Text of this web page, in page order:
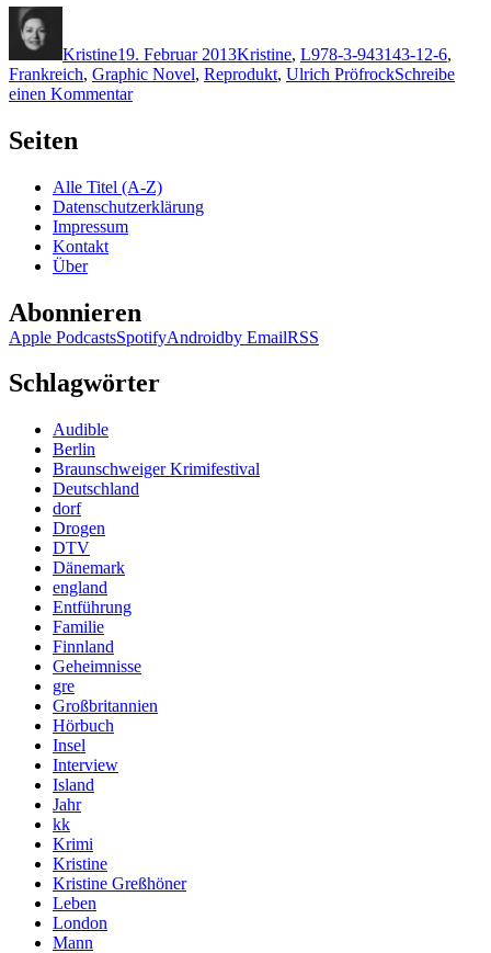
Kristine19. Februar 2013Kristine, L978-3-943143-12-6,
Frankreich, Graphic Novel, Reprodukt, Ulrich PröfrockSchreibe
einen Kommentarzu
1:
Masse
Seiten
Alle Titel (A-Z)
Datenschutzerklärung
Impressum
Kontakt
Über
Abonnieren
Apple PodcastsSpotifyAndroidby EmailRSS
Schlagwörter
Audible
Berlin
Braunschweiger Krimifestival
Deutschland
dorf
Drogen
DTV
Dänemark
england
Entführung
Familie
Finnland
Geheimnisse
gre
Großbritannien
Hörbuch
Insel
Interview
Island
Jahr
kk
Krimi
Kristine
Kristine Greßhöner
Leben
London
Mann